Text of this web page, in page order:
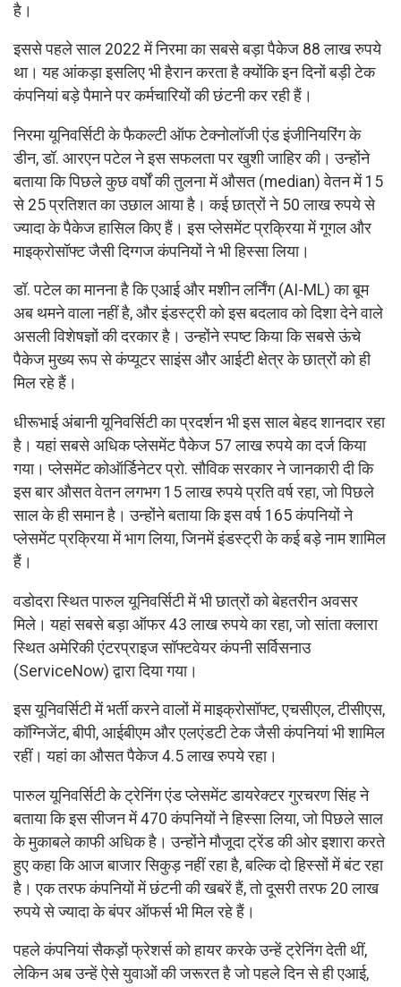
है।
इससे पहले साल 2022 में निरमा का सबसे बड़ा पैकेज 88 लाख रुपये
था। यह आंकड़ा इसलिए भी हैरान करता है क्योंकि इन दिनों बड़ी टेक
कंपनियां बड़े पैमाने पर कर्मचारियों की छंटनी कर रही हैं।
निरमा यूनिवर्सिटी के फैकल्टी ऑफ टेक्नोलॉजी एंड इंजीनियरिंग के
डीन, डॉ. आरएन पटेल ने इस सफलता पर खुशी जाहिर की। उन्होंने
बताया कि पिछले कुछ वर्षों की तुलना में औसत (median) वेतन में 15
से 25 प्रतिशत का उछाल आया है। कई छात्रों ने 50 लाख रुपये से
ज्यादा के पैकेज हासिल किए हैं। इस प्लेसमेंट प्रक्रिया में गूगल और
माइक्रोसॉफ्ट जैसी दिग्गज कंपनियों ने भी हिस्सा लिया।
डॉ. पटेल का मानना है कि एआई और मशीन लर्निंग (AI-ML) का बूम
अब थमने वाला नहीं है, और इंडस्ट्री को इस बदलाव को दिशा देने वाले
असली विशेषज्ञों की दरकार है। उन्होंने स्पष्ट किया कि सबसे ऊंचे
पैकेज मुख्य रूप से कंप्यूटर साइंस और आईटी क्षेत्र के छात्रों को ही
मिल रहे हैं।
धीरूभाई अंबानी यूनिवर्सिटी का प्रदर्शन भी इस साल बेहद शानदार रहा
है। यहां सबसे अधिक प्लेसमेंट पैकेज 57 लाख रुपये का दर्ज किया
गया। प्लेसमेंट कोऑर्डिनेटर प्रो. सौविक सरकार ने जानकारी दी कि
इस बार औसत वेतन लगभग 15 लाख रुपये प्रति वर्ष रहा, जो पिछले
साल के ही समान है। उन्होंने बताया कि इस वर्ष 165 कंपनियों ने
प्लेसमेंट प्रक्रिया में भाग लिया, जिनमें इंडस्ट्री के कई बड़े नाम शामिल
हैं।
वडोदरा स्थित पारुल यूनिवर्सिटी में भी छात्रों को बेहतरीन अवसर
मिले। यहां सबसे बड़ा ऑफर 43 लाख रुपये का रहा, जो सांता क्लारा
स्थित अमेरिकी एंटरप्राइज सॉफ्टवेयर कंपनी सर्विसनाउ
(ServiceNow) द्वारा दिया गया।
इस यूनिवर्सिटी में भर्ती करने वालों में माइक्रोसॉफ्ट, एचसीएल, टीसीएस,
कॉग्निजेंट, बीपी, आईबीएम और एलएंडटी टेक जैसी कंपनियां भी शामिल
रहीं। यहां का औसत पैकेज 4.5 लाख रुपये रहा।
पारुल यूनिवर्सिटी के ट्रेनिंग एंड प्लेसमेंट डायरेक्टर गुरचरण सिंह ने
बताया कि इस सीजन में 470 कंपनियों ने हिस्सा लिया, जो पिछले साल
के मुकाबले काफी अधिक है। उन्होंने मौजूदा ट्रेंड की ओर इशारा करते
हुए कहा कि आज बाजार सिकुड़ नहीं रहा है, बल्कि दो हिस्सों में बंट रहा
है। एक तरफ कंपनियों में छंटनी की खबरें हैं, तो दूसरी तरफ 20 लाख
रुपये से ज्यादा के बंपर ऑफर्स भी मिल रहे हैं।
पहले कंपनियां सैकड़ों फ्रेशर्स को हायर करके उन्हें ट्रेनिंग देती थीं,
लेकिन अब उन्हें ऐसे युवाओं की जरूरत है जो पहले दिन से ही एआई,